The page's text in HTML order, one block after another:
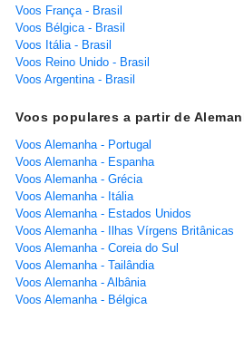
Voos França - Brasil
Voos Bélgica - Brasil
Voos Itália - Brasil
Voos Reino Unido - Brasil
Voos Argentina - Brasil
Voos populares a partir de
Voos Alemanha - Portugal
Voos Alemanha - Espanha
Voos Alemanha - Grécia
Voos Alemanha - Itália
Voos Alemanha - Estados Unidos
Voos Alemanha - Ilhas Vírgens Britânicas
Voos Alemanha - Coreia do Sul
Voos Alemanha - Tailândia
Voos Alemanha - Albânia
Voos Alemanha - Bélgica